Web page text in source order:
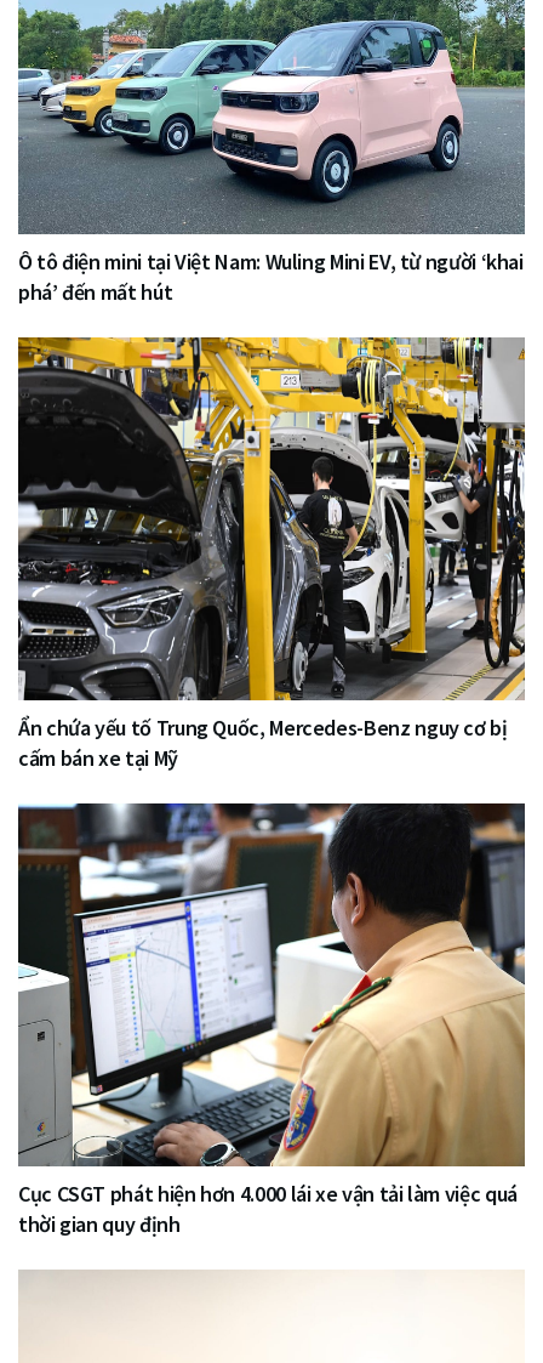
Ô tô điện mini tại Việt Nam: Wuling Mini EV, từ người ‘khai
phá’ đến mất hút
Ẩn chứa yếu tố Trung Quốc, Mercedes-Benz nguy cơ bị
cấm bán xe tại Mỹ
Cục CSGT phát hiện hơn 4.000 lái xe vận tải làm việc quá
thời gian quy định